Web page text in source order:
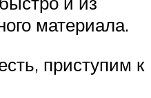
материала.
приступим к